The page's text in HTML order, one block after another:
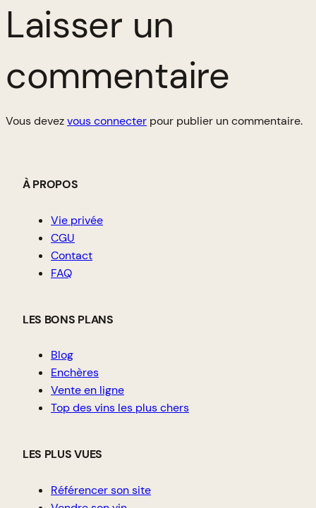
Laisser un
commentaire
Vous devezvous connecter pour publier un commentaire.
À PROPOS
Vie privée
CGU
Contact
FAQ
LES BONS PLANS
Blog
Enchères
Vente en ligne
Top des vins les plus chers
LES PLUS VUES
Référencer son site